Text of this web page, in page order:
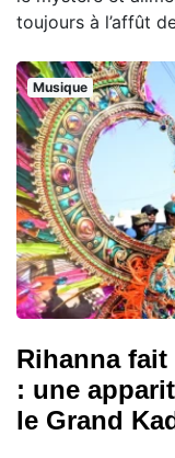
toujours à l’affût
Musique
Rihanna
: une
le Grand